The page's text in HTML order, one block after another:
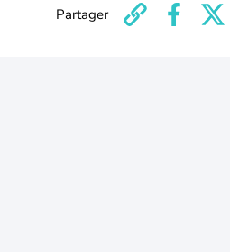
Partager